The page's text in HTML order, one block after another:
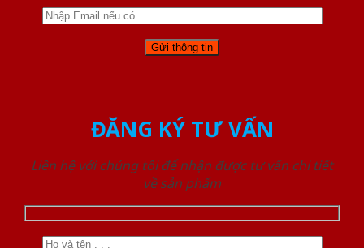
ĐĂNG KÝ TƯ VẤN
Liên hệ với chúng tôi để nhận được tư vấn chi tiết
về sản phẩm